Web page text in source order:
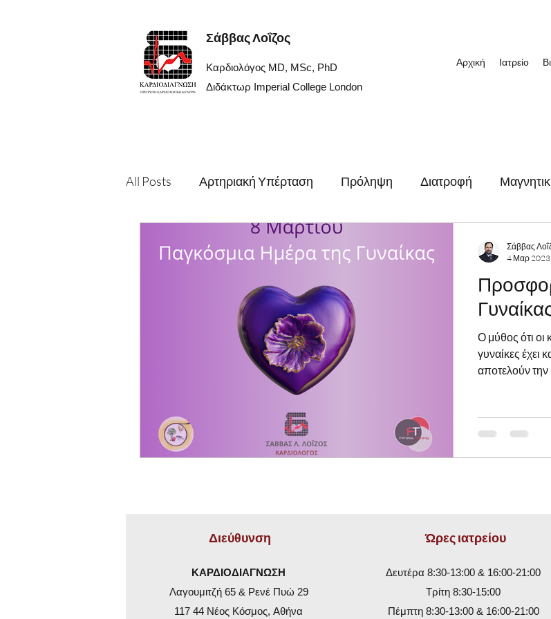
Σάββας Λοΐζος
Αρχική Ιατρείο
Καρδιολόγος MD, MSc, PhD
Διδάκτωρ Imperial College London
All Posts Αρτηριακή Υπέρταση Πρόληψη Διατροφή
Βαλβιδοπάθειες
Προσφορά
Ο μύθος ότι οι
γυναίκες έχει
αποτελούν την
Σάββας
4 Μαρ 2023
Διεύθυνση
ΚΑΡΔΙΟΔΙΑΓΝΩΣΗ
Λαγουμιτζή 65 & Ρενέ Πυώ 29
117 44 Νέος Κόσμος, Αθήνα
Ώρες ιατρείου
Δευτέρα 8:30-13:00 & 16:00-21:00
Τρίτη 8:30-15:00
Πέμπτη 8:30-13:00 & 16:00-21:00